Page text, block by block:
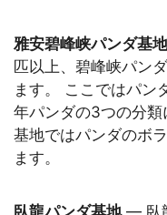
雅安碧峰峡パンダ基地
匹以上、碧峰峡パン
ます。 ここではパン
年パンダの3つの分
基地ではパンダのボ
ます。
臥龍パンダ基地— 臥